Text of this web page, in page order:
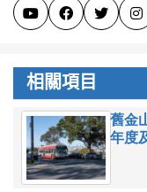
   
相關項目
舊金
年度